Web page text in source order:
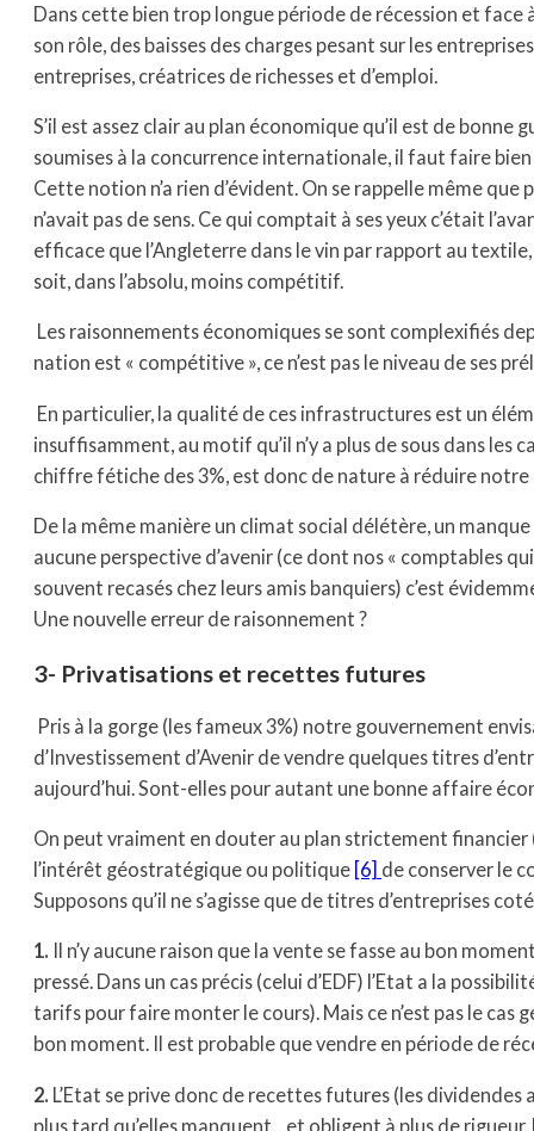
Dans cette bien trop longue période de récession et face
son rôle, des baisses des charges pesant sur les
entreprises, créatrices de richesses et d’emploi.
S’il est assez clair au plan économique qu’il est de
soumises à la concurrence internationale, il faut faire
Cette notion n’a rien d’évident. On se rappelle même
n’avait pas de sens. Ce qui comptait à ses yeux c’était
efficace que l’Angleterre dans le vin par rapport au
soit, dans l’absolu, moins compétitif.
Les raisonnements économiques se sont complexifiés
nation est « compétitive », ce n’est pas le niveau de ses
En particulier, la qualité de ces infrastructures est un
insuffisamment, au motif qu’il n’y a plus de sous dans
chiffre fétiche des 3%, est donc de nature à réduire
De la même manière un climat social délétère, un
aucune perspective d’avenir (ce dont nos « comptables
souvent recasés chez leurs amis banquiers) c’est
Une nouvelle erreur de raisonnement ?
3- Privatisations et recettes futures
Pris à la gorge (les fameux 3%) notre gouvernement
d’Investissement d’Avenir de vendre quelques titres
aujourd’hui. Sont-elles pour autant une bonne affaire
On peut vraiment en douter au plan strictement financier
l’intérêt géostratégique ou politique [6] de conserver le
Supposons qu’il ne s’agisse que de titres d’entreprises
1. Il n’y aucune raison que la vente se fasse au bon
pressé. Dans un cas précis (celui d’EDF) l’Etat a la
tarifs pour faire monter le cours). Mais ce n’est pas le cas
bon moment. Il est probable que vendre en période de
2. L’Etat se prive donc de recettes futures (les
plus tard qu’elles manquent…et obligent à plus de